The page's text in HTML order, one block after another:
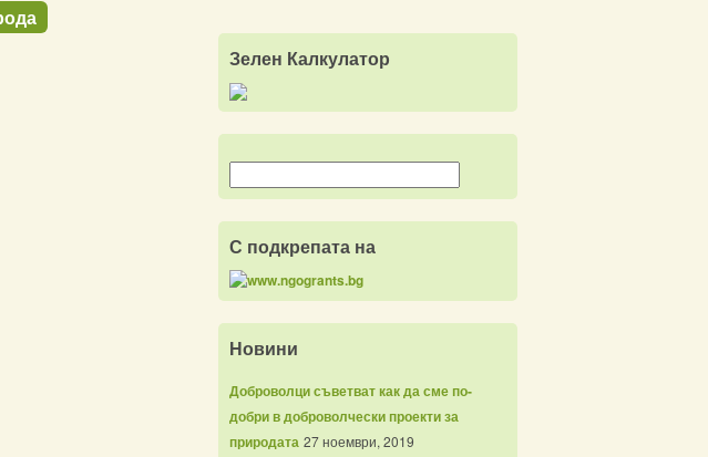
Зелен Калкулатор
С подкрепата на
Новини
Доброволци съветват как да сме по-
добри в доброволчески проекти за
природата 27 ноември, 2019